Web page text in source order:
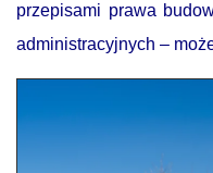
przepisami prawa
administracyjnych –